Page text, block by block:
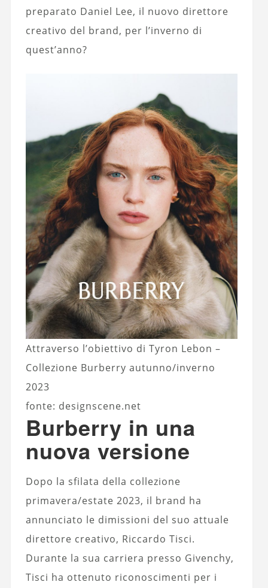
preparato Daniel Lee, il nuovo direttore
creativo del brand, per l’inverno di
quest’anno?
Attraverso l’obiettivo di Tyron Lebon –
Collezione Burberry autunno/inverno
2023
fonte: designscene.net
Burberry in una
nuova versione
Dopo la sfilata della collezione
primavera/estate 2023, il brand ha
annunciato le dimissioni del suo attuale
direttore creativo, Riccardo Tisci.
Durante la sua carriera presso Givenchy,
Tisci ha ottenuto riconoscimenti per i